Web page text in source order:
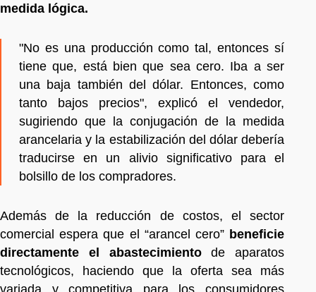
medida lógica.
"No es una producción como tal, entonces sí
tiene que, está bien que sea cero. Iba a ser
una baja también del dólar. Entonces, como
tanto bajos precios", explicó el vendedor,
sugiriendo que la conjugación de la medida
arancelaria y la estabilización del dólar debería
traducirse en un alivio significativo para el
bolsillo de los compradores.
Además de la reducción de costos, el sector
comercial espera que el “arancel cero” beneficie
directamente el abastecimientode aparatos
tecnológicos, haciendo que la oferta sea más
variada y competitiva para los consumidores